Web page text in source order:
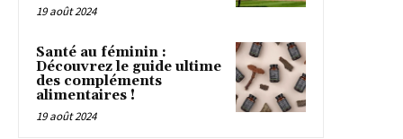
19 août 2024
Santé au féminin :
Découvrez le guide ultime
des compléments
alimentaires !
19 août 2024